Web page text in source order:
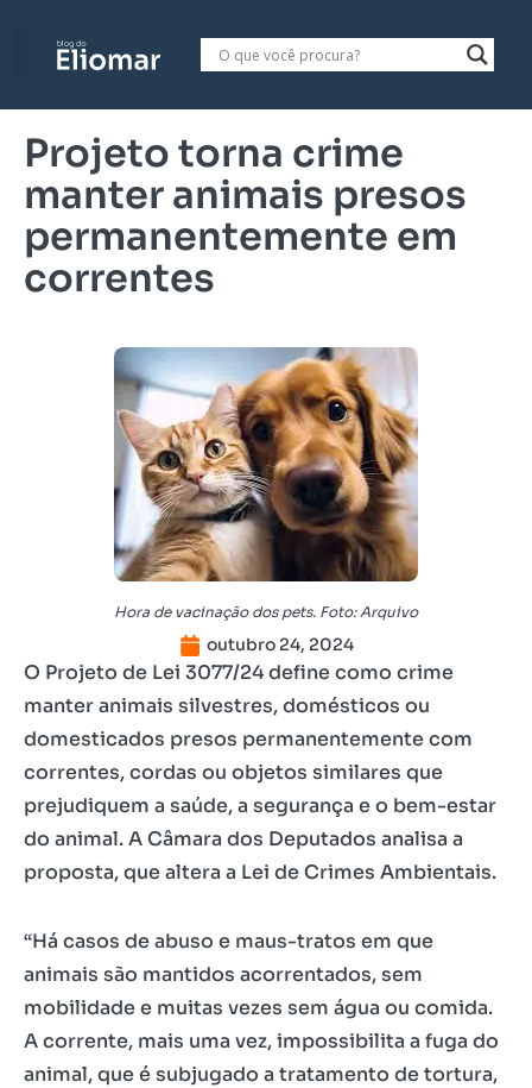
Projeto torna crime
manter animais presos
permanentemente em
correntes
Hora de vacinação dos pets. Foto: Arquivo
outubro 24, 2024
O Projeto de Lei 3077/24 define como crime
manter animais silvestres, domésticos ou
domesticados presos permanentemente com
correntes, cordas ou objetos similares que
prejudiquem a saúde, a segurança e o bem-estar
do animal. A Câmara dos Deputados analisa a
proposta, que altera a Lei de Crimes Ambientais.
“Há casos de abuso e maus-tratos em que
animais são mantidos acorrentados, sem
mobilidade e muitas vezes sem água ou comida.
A corrente, mais uma vez, impossibilita a fuga do
animal, que é subjugado a tratamento de tortura,